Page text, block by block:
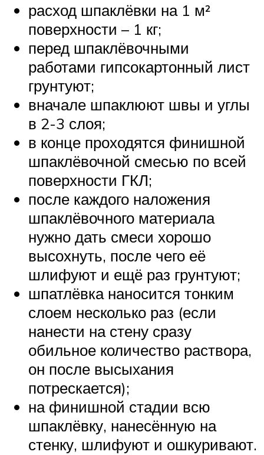
расход шпаклёвки на 1 м²
поверхности – 1 кг;
перед шпаклёвочными
работами гипсокартонный лист
грунтуют;
вначале шпаклюют швы и углы
в 2-3 слоя;
в конце проходятся финишной
шпаклёвочной смесью по всей
поверхности ГКЛ;
после каждого наложения
шпаклёвочного материала
нужно дать смеси хорошо
высохнуть, после чего её
шлифуют и ещё раз грунтуют;
шпатлёвка наносится тонким
слоем несколько раз (если
нанести на стену сразу
обильное количество раствора,
он после высыхания
потрескается);
на финишной стадии всю
шпаклёвку, нанесённую на
стенку, шлифуют и ошкуривают.